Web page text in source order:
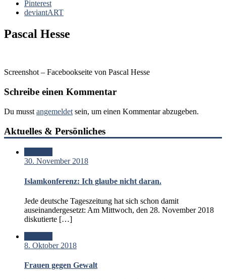
Pinterest
deviantART
Pascal Hesse
Screenshot – Facebookseite von Pascal Hesse
Schreibe einen Kommentar
Du musst angemeldet sein, um einen Kommentar abzugeben.
Aktuelles & Persönliches
30. November 2018
Islamkonferenz: Ich glaube nicht daran.
Jede deutsche Tageszeitung hat sich schon damit
auseinandergesetzt: Am Mittwoch, den 28. November 2018
diskutierte […]
8. Oktober 2018
Frauen gegen Gewalt